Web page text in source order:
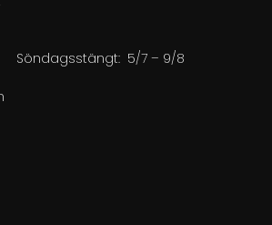
Söndagsstängt: 5/7 – 9/8